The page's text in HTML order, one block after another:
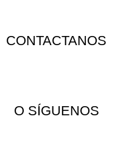
CONTACTANOS
O SÍGUENOS